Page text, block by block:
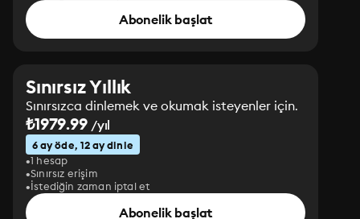
Abonelik başlat
Sınırsız Yıllık
Sınırsızca dinlemek ve okumak isteyenler için.
₺1979.99/yıl
6 ay öde, 12 ay dinle
1 hesap
Sınırsız erişim
İstediğin zaman iptal et
Abonelik başlat